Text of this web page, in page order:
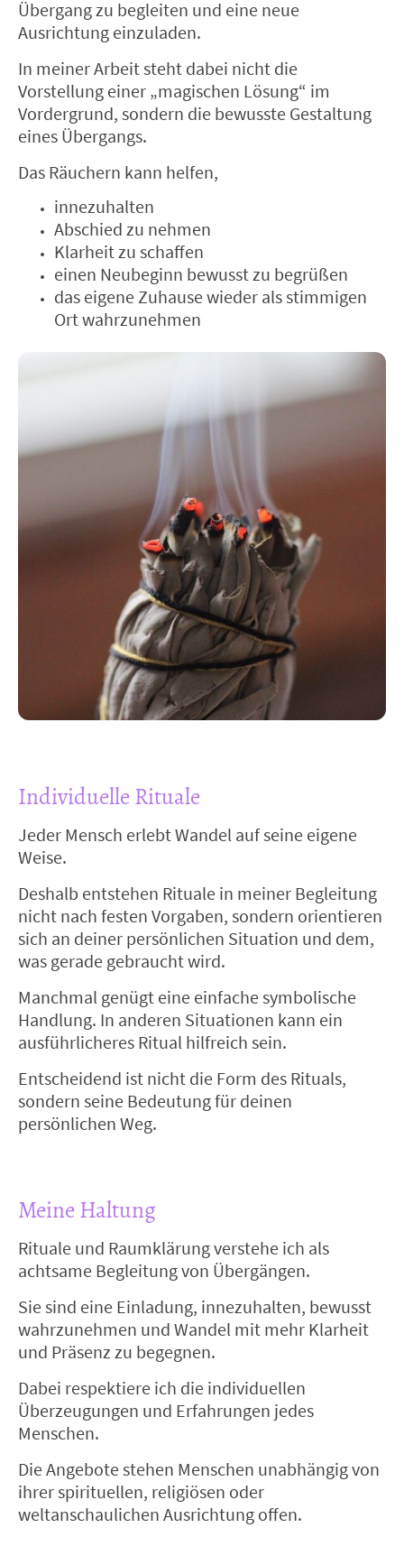
Übergang zu begleiten und eine neue
Ausrichtung einzuladen.
In meiner Arbeit steht dabei nicht die
Vorstellung einer „magischen Lösung“ im
Vordergrund, sondern die bewusste Gestaltung
eines Übergangs.
Das Räuchern kann helfen,
innezuhalten
Abschied zu nehmen
Klarheit zu schaffen
einen Neubeginn bewusst zu begrüßen
das eigene Zuhause wieder als stimmigen
Ort wahrzunehmen
Individuelle Rituale
Jeder Mensch erlebt Wandel auf seine eigene
Weise.
Deshalb entstehen Rituale in meiner Begleitung
nicht nach festen Vorgaben, sondern orientieren
sich an deiner persönlichen Situation und dem,
was gerade gebraucht wird.
Manchmal genügt eine einfache symbolische
Handlung. In anderen Situationen kann ein
ausführlicheres Ritual hilfreich sein.
Entscheidend ist nicht die Form des Rituals,
sondern seine Bedeutung für deinen
persönlichen Weg.
Meine Haltung
Rituale und Raumklärung verstehe ich als
achtsame Begleitung von Übergängen.
Sie sind eine Einladung, innezuhalten, bewusst
wahrzunehmen und Wandel mit mehr Klarheit
und Präsenz zu begegnen.
Dabei respektiere ich die individuellen
Überzeugungen und Erfahrungen jedes
Menschen.
Die Angebote stehen Menschen unabhängig von
ihrer spirituellen, religiösen oder
weltanschaulichen Ausrichtung offen.